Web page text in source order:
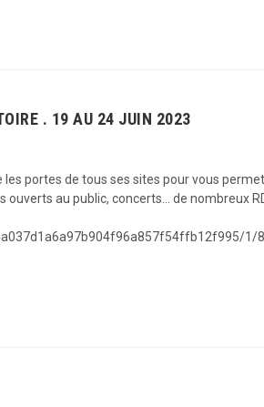
. 19 AU 24 JUIN 2023
les portes de tous ses sites pour vous
au public, concerts… de nombreux
1/